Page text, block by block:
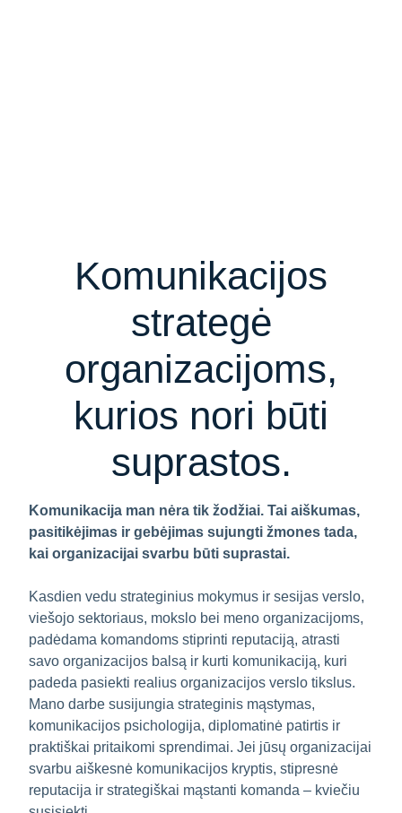
Komunikacijos
strategė
organizacijoms,
kurios nori būti
suprastos.
Komunikacija man nėra tik žodžiai. Tai aiškumas,
pasitikėjimas ir gebėjimas sujungti žmones tada,
kai organizacijai svarbu būti suprastai.
Kasdien vedu strateginius mokymus ir sesijas verslo,
viešojo sektoriaus, mokslo bei meno organizacijoms,
padėdama komandoms stiprinti reputaciją, atrasti
savo organizacijos balsą ir kurti komunikaciją, kuri
padeda pasiekti realius organizacijos verslo tikslus.
Mano darbe susijungia strateginis mąstymas,
komunikacijos psichologija, diplomatinė patirtis ir
praktiškai pritaikomi sprendimai. Jei jūsų organizacijai
svarbu aiškesnė komunikacijos kryptis, stipresnė
reputacija ir strategiškai mąstanti komanda – kviečiu